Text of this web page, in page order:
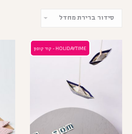
HOLIDAYTIME - קוד קופון